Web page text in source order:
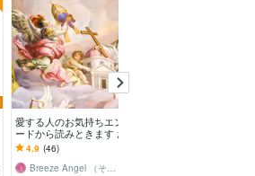
愛する人のお気持ちエンジェルカ
ードから読みときます お一人で
悩まないで！守護天使から彼の気
持ち聴いてみましょう♡
4.9 (46)
Breeze Angel （そよかぜ）